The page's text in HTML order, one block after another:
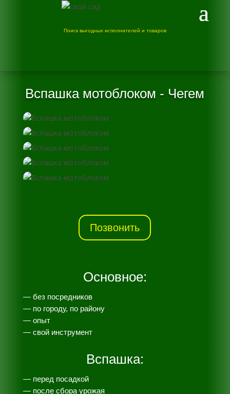
Поиск выгодных исполнителей и товаров
Вспашка мотоблоком - Чегем
Позвонить
Основное:
— без посредников
— по городу, по району
— опыт
— свой инструмент
Вспашка:
— перед посадкой
— после сбора урожая